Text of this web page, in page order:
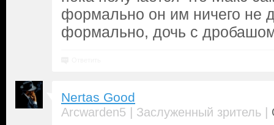
формально он им ничего не
формально, дочь с
Nertas Good
Arcwarden5 | Заслуженный зритель |